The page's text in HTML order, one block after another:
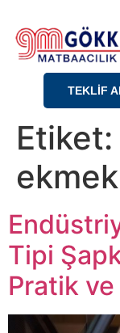
TEKLİF
Etiket:
Tipi
Pratik